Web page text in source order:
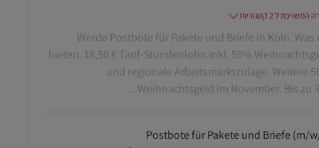
ל 2 קטגוריות
Werde Postbote für Pakete und Briefe in Köln. Was
bieten. 18,50 € Tarif-Stundenlohn inkl. 50%
und regionale Arbeitsmarktzulage. Weitere
Weihnachtsgeld im November. Bis zu
Postbote für Pakete und Briefe (m/